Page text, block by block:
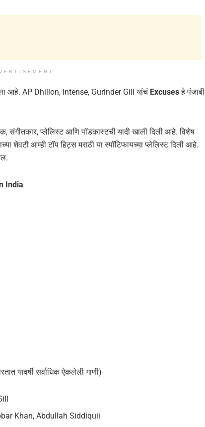
आहे. AP Dhillon, Intense, Gurinder Gill यांचं Excusesहे पंजाबी
संगीतकार, प्लेलिस्ट आणि पॉडकास्टची यादी खाली दिली आहे. विशेष
शेवटी आम्ही टॉप हिट्स मराठी या स्पॉटिफायच्या प्लेलिस्ट दिली आहे.
India
यावर्षी सर्वाधिक ऐकलेली गाणी)
Khan, Abdullah Siddiquii